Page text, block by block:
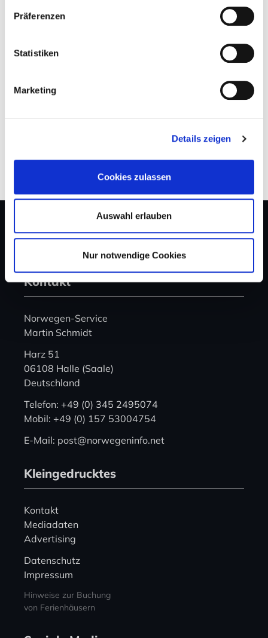
Präferenzen
Statistiken
Marketing
Details zeigen
Cookies zulassen
Auswahl erlauben
Nur notwendige Cookies
Sprachzeitschrift „norsk!“
Kontakt
Norwegen-Service
Martin Schmidt
Harz 51
06108 Halle (Saale)
Deutschland
Telefon: +49 (0) 345 2495074
Mobil: +49 (0) 157 53004754
E-Mail: post@norwegeninfo.net
Kleingedrucktes
Kontakt
Mediadaten
Advertising
Datenschutz
Impressum
Hinweise zur Buchung
von Ferienhäusern